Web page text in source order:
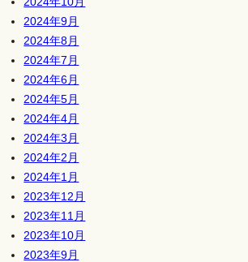
2024年9月
2024年8月
2024年7月
2024年6月
2024年5月
2024年4月
2024年3月
2024年2月
2024年1月
2023年12月
2023年11月
2023年10月
2023年9月